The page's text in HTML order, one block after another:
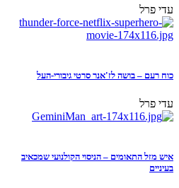
עדי פרל
כוח רעם – בושה לז'אנר סרטי גיבורי-העל
עדי פרל
איש מזל התאומים – הניסוי הקולנועי שמכאיב
בעיניים